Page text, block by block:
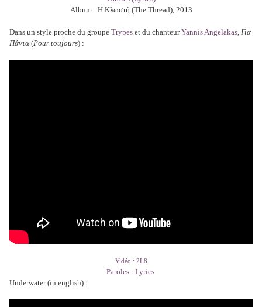
Album : Η Κλωστή (The Thread), 2013
Dans un style proche du groupe Trypes et du chanteurYannis Angelakas, Για
Πάντα (Pour toujours) :
Vidéo : 2L8
Paroles : Lyrics
Underwater (in english) :